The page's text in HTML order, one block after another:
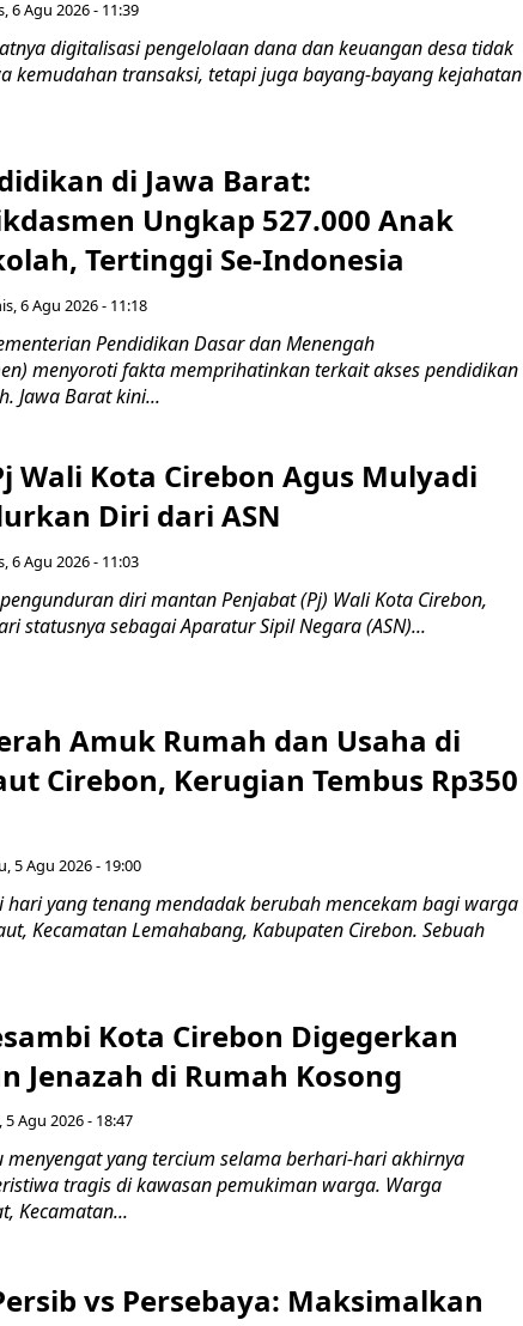
6 Agu 2026 - 11:39
digitalisasi pengelolaan dana dan keuangan desa tidak
kemudahan transaksi, tetapi juga bayang-bayang kejahatan
di Jawa Barat:
Ungkap 527.000 Anak
Tertinggi Se-Indonesia
6 Agu 2026 - 11:18
Pendidikan Dasar dan Menengah
menyoroti fakta memprihatinkan terkait akses pendidikan
Jawa Barat kini...
Wali Kota Cirebon Agus Mulyadi
Diri dari ASN
6 Agu 2026 - 11:03
diri mantan Penjabat (Pj) Wali Kota Cirebon,
statusnya sebagai Aparatur Sipil Negara (ASN)...
Amuk Rumah dan Usaha di
Cirebon, Kerugian Tembus Rp350
5 Agu 2026 - 19:00
hari yang tenang mendadak berubah mencekam bagi warga
Kecamatan Lemahabang, Kabupaten Cirebon. Sebuah
Kota Cirebon Digegerkan
Jenazah di Rumah Kosong
5 Agu 2026 - 18:47
menyengat yang tercium selama berhari-hari akhirnya
tragis di kawasan pemukiman warga. Warga
Kecamatan...
vs Persebaya: Maksimalkan